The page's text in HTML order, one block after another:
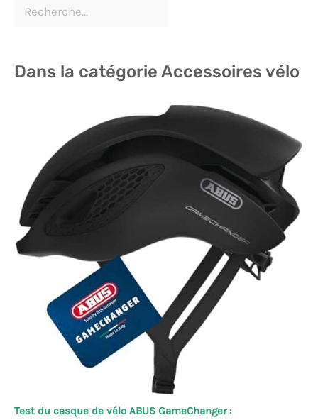
Dans la catégorie Accessoires vélo
Test du casque de vélo ABUS GameChanger :